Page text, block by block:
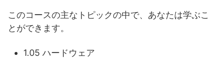
このコースの主なトピックの中で、あなたは学ぶこ
とができます。
1.05 ハードウェア